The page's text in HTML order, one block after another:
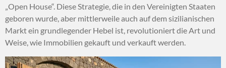
„Open House“. Diese Strategie, die in den Vereinigten Staaten
geboren wurde, aber mittlerweile auch auf dem sizilianischen
Markt ein grundlegender Hebel ist, revolutioniert die Art und
Weise, wie Immobilien gekauft und verkauft werden.